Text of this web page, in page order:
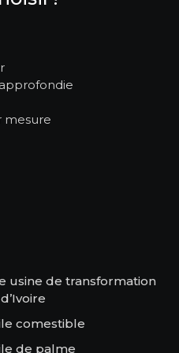
mesure
usine de transformation
comestible
de palme